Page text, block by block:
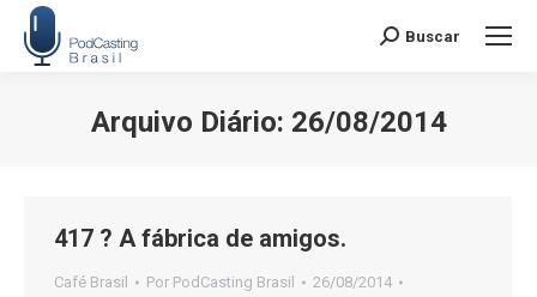
Search:
Buscar
Arquivo Diário: 26/08/2014
417 ? A fábrica de amigos.
Café Brasil Por PodCasting Brasil
26/08/2014